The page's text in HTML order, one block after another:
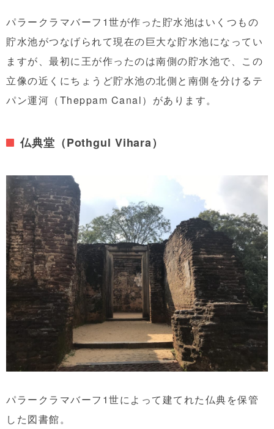
パラークラマバーフ1世が作った貯水池はいくつもの
貯水池がつなげられて現在の巨大な貯水池になってい
ますが、最初に王が作ったのは南側の貯水池で、この
立像の近くにちょうど貯水池の北側と南側を分けるテ
パン運河（Theppam Canal）があります。
仏典堂（Pothgul Vihara）
パラークラマバーフ1世によって建てれた仏典を保管
した図書館。